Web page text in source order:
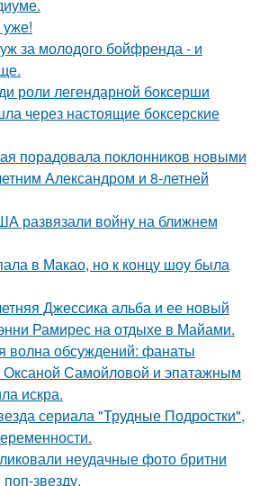
за молодого бойфренда - и
роли легендарной боксерши
через настоящие боксерские
порадовала поклонников новыми
Александром и 8-летней
развязали войну на ближнем
в Макао, но к концу шоу была
Джессика альба и ее новый
Рамирес на отдыхе в Майами.
волна обсуждений: фанаты
Самойловой и эпатажным
искра.
сериала "Трудные Подростки",
неудачные фото бритни
звезду.